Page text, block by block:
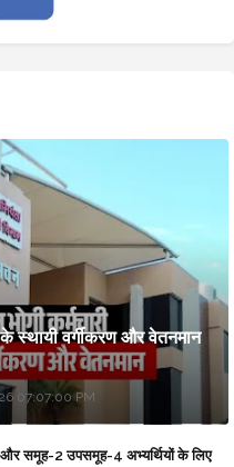
स्थायी वर्गीकरण और वेतनमान
07:07:00 PM
समूह-2 उपसमूह-4 अभ्यर्थियों के लिए